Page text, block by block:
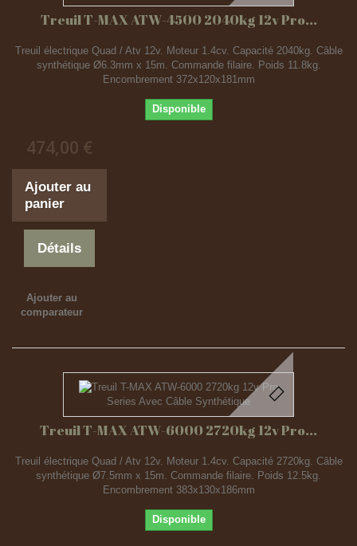
Treuil T-MAX ATW-4500 2040kg 12v Pro...
Treuil électrique Quad / Atv 12v. Moteur 1.4cv. Capacité 2040kg. Câble
synthétique Ø6.3mm x 15m. Commande filaire. Poids 11.8kg.
Encombrement 372x120x181mm
Disponible
474,00 €
Ajouter au
panier
Détails
Ajouter au
comparateur
Treuil T-MAX ATW-6000 2720kg 12v Pro...
Treuil électrique Quad / Atv 12v. Moteur 1.4cv. Capacité 2720kg. Câble
synthétique Ø7.5mm x 15m. Commande filaire. Poids 12.5kg.
Encombrement 383x130x186mm
Disponible